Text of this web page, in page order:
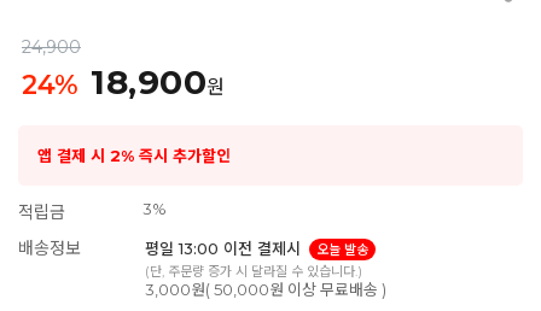
24,900
24% 18,900원
앱 결제 시 2% 즉시 추가할인
적립금 3%
배송정보 평일 13:00 이전 결제시
오늘 발송
(단, 주문량 증가 시 달라질 수 있습니다.)
3,000원( 50,000원 이상 무료배송 )